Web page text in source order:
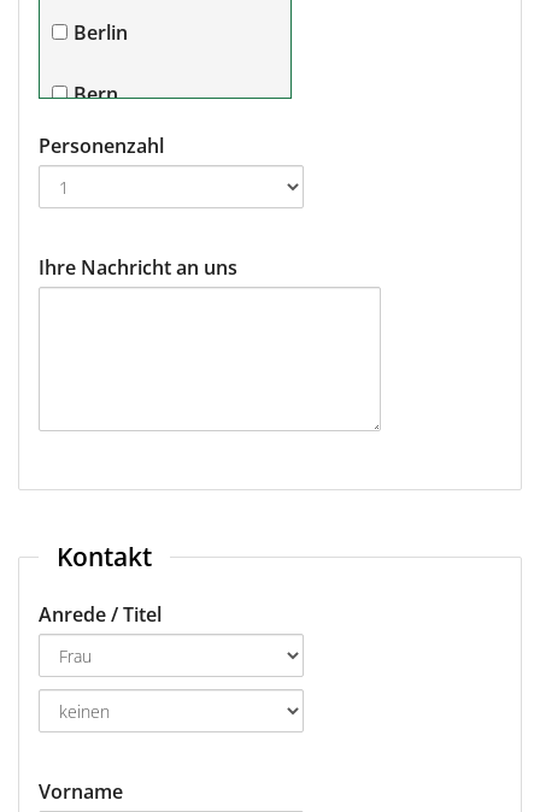
Berlin
Bern
Bremen
Dortmund/Paderborn
Dresden
Hamburg
Hannover
Personenzahl
Ihre Nachricht an uns
Kontakt
Anrede / Titel
Vorname